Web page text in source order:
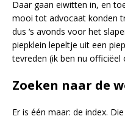
Daar gaan eiwitten in, en
mooi tot advocaat konden
dus ‘s avonds voor het
piepklein lepeltje uit een
tevreden (ik ben nu officiëel
Zoeken naar de
Er is één maar: de index.